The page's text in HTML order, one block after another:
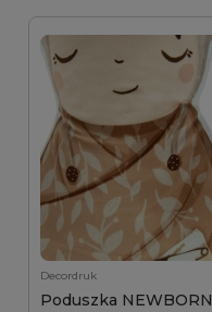
Decordruk
Poduszka NEWBORN